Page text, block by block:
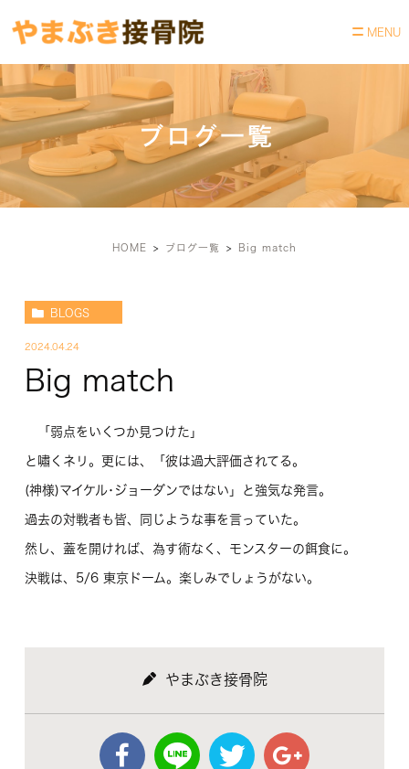
ブログ一覧
HOME ブログ一覧 Big match
BLOGS
2024.04.24
Big match
「弱点をいくつか見つけた」
と嘯くネリ。更には、「彼は過大評価されてる。
(神様)マイケル･ジョーダンではない」と強気な発言。
過去の対戦者も皆、同じような事を言っていた。
然し、蓋を開ければ、為す術なく、モンスターの餌食に。
決戦は、5/6 東京ドーム。楽しみでしょうがない。
やまぶき接骨院